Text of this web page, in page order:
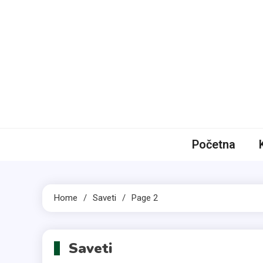
Početna
Home Saveti Page 2
Saveti